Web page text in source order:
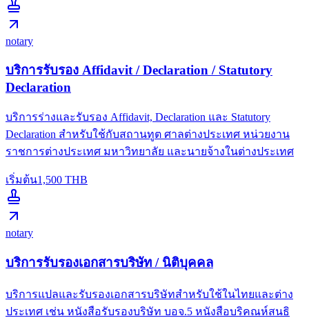
notary
บริการรับรอง Affidavit / Declaration / Statutory
Declaration
บริการร่างและรับรอง Affidavit, Declaration และ Statutory
Declaration สำหรับใช้กับสถานทูต ศาลต่างประเทศ หน่วยงาน
ราชการต่างประเทศ มหาวิทยาลัย และนายจ้างในต่างประเทศ
เริ่มต้น1,500 THB
notary
บริการรับรองเอกสารบริษัท / นิติบุคคล
บริการแปลและรับรองเอกสารบริษัทสำหรับใช้ในไทยและต่าง
ประเทศ เช่น หนังสือรับรองบริษัท บอจ.5 หนังสือบริคณห์สนธิ